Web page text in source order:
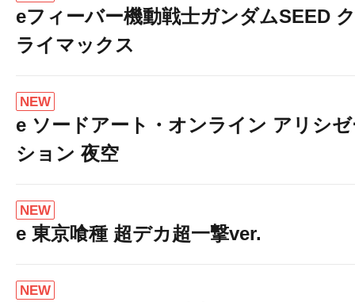
eフィーバー機動戦士ガンダムSEED ク
ライマックス
NEW
e ソードアート・オンライン アリシ
ション 夜空
NEW
e 東京喰種 超デカ超一撃ver.
NEW